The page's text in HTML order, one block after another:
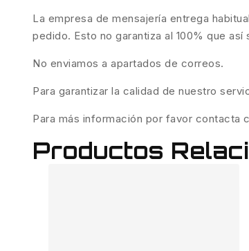
La empresa de mensajería entrega
pedido. Esto no garantiza al 100% que
No enviamos a apartados de correos.
Para garantizar la calidad de nuestro
Para más información por favor contacta
Productos